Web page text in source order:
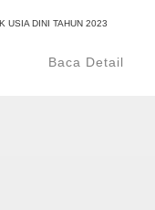
USIA DINI TAHUN 2023
Baca Detail